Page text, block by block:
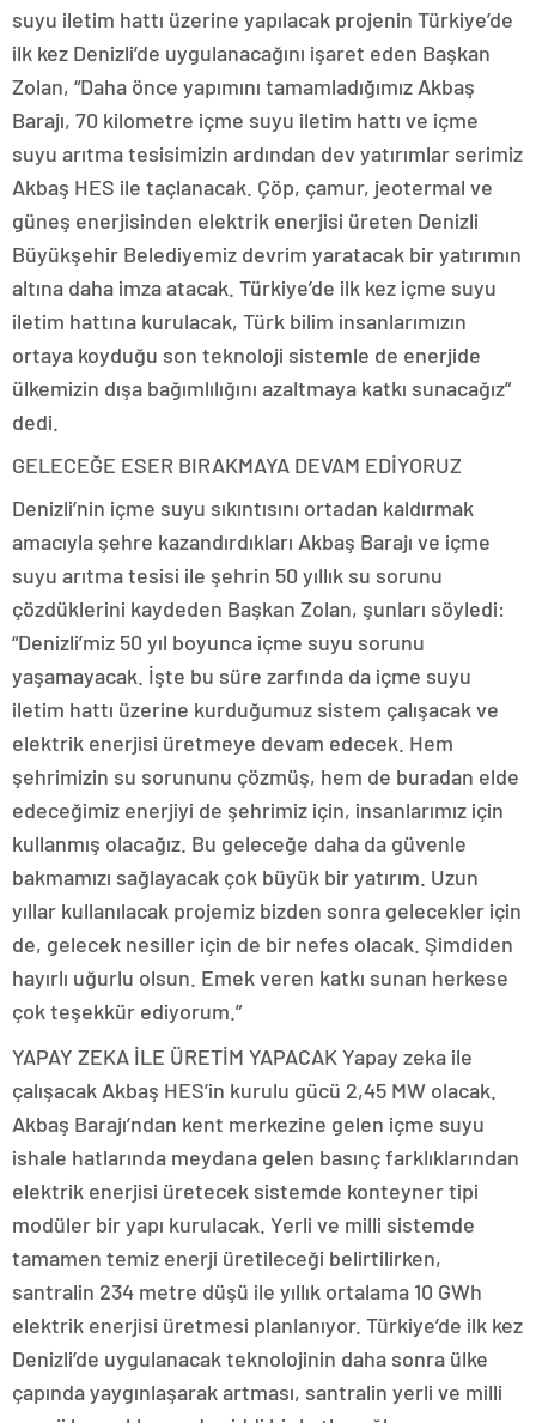
suyu iletim hattı üzerine yapılacak projenin Türkiye’de
ilk kez Denizli’de uygulanacağını işaret eden Başkan
Zolan, “Daha önce yapımını tamamladığımız Akbaş
Barajı, 70 kilometre içme suyu iletim hattı ve içme
suyu arıtma tesisimizin ardından dev yatırımlar serimiz
Akbaş HES ile taçlanacak. Çöp, çamur, jeotermal ve
güneş enerjisinden elektrik enerjisi üreten Denizli
Büyükşehir Belediyemiz devrim yaratacak bir yatırımın
altına daha imza atacak. Türkiye’de ilk kez içme suyu
iletim hattına kurulacak, Türk bilim insanlarımızın
ortaya koyduğu son teknoloji sistemle de enerjide
ülkemizin dışa bağımlılığını azaltmaya katkı sunacağız”
dedi.
GELECEĞE ESER BIRAKMAYA DEVAM EDİYORUZ
Denizli’nin içme suyu sıkıntısını ortadan kaldırmak
amacıyla şehre kazandırdıkları Akbaş Barajı ve içme
suyu arıtma tesisi ile şehrin 50 yıllık su sorunu
çözdüklerini kaydeden Başkan Zolan, şunları söyledi:
“Denizli’miz 50 yıl boyunca içme suyu sorunu
yaşamayacak. İşte bu süre zarfında da içme suyu
iletim hattı üzerine kurduğumuz sistem çalışacak ve
elektrik enerjisi üretmeye devam edecek. Hem
şehrimizin su sorununu çözmüş, hem de buradan elde
edeceğimiz enerjiyi de şehrimiz için, insanlarımız için
kullanmış olacağız. Bu geleceğe daha da güvenle
bakmamızı sağlayacak çok büyük bir yatırım. Uzun
yıllar kullanılacak projemiz bizden sonra gelecekler için
de, gelecek nesiller için de bir nefes olacak. Şimdiden
hayırlı uğurlu olsun. Emek veren katkı sunan herkese
çok teşekkür ediyorum.”
YAPAY ZEKA İLE ÜRETİM YAPACAK Yapay zeka ile
çalışacak Akbaş HES’in kurulu gücü 2,45 MW olacak.
Akbaş Barajı’ndan kent merkezine gelen içme suyu
ishale hatlarında meydana gelen basınç farklıklarından
elektrik enerjisi üretecek sistemde konteyner tipi
modüler bir yapı kurulacak. Yerli ve milli sistemde
tamamen temiz enerji üretileceği belirtilirken,
santralin 234 metre düşü ile yıllık ortalama 10 GWh
elektrik enerjisi üretmesi planlanıyor. Türkiye’de ilk kez
Denizli’de uygulanacak teknolojinin daha sonra ülke
çapında yaygınlaşarak artması, santralin yerli ve milli